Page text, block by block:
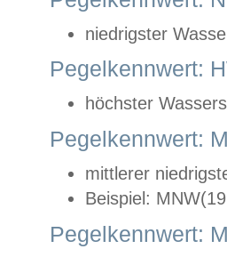
niedrigster
Pegelkennwert:
höchster
Pegelkennwert:
mittlerer
Beispiel:
Pegelkennwert: